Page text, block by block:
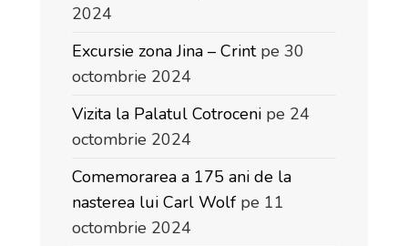
2024
Excursie zona Jina – Crintpe 30
octombrie 2024
Vizita la Palatul Cotroceni pe 24
octombrie 2024
Comemorarea a 175 ani de la
nasterea lui Carl Wolf pe 11
octombrie 2024